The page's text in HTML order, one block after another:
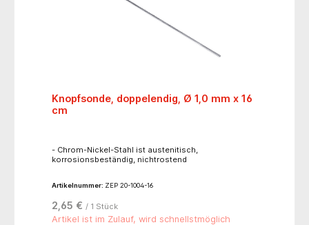
Knopfsonde, doppelendig, Ø 1,0 mm x 16
cm
- Chrom-Nickel-Stahl ist austenitisch,
korrosionsbeständig, nichtrostend
Artikelnummer: ZEP 20-1004-16
2,65 € / 1 Stück
Artikel ist im Zulauf, wird schnellstmöglich